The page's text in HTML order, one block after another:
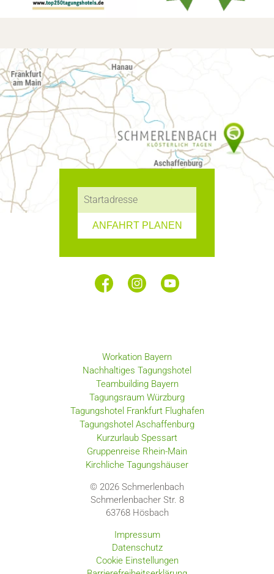
ANFAHRT PLANEN
Workation Bayern
Nachhaltiges Tagungshotel
Teambuilding Bayern
Tagungsraum Würzburg
Tagungshotel Frankfurt Flughafen
Tagungshotel Aschaffenburg
Kurzurlaub Spessart
Gruppenreise Rhein-Main
Kirchliche Tagungshäuser
© 2026 Schmerlenbach
Schmerlenbacher Str. 8
63768Hösbach
Impressum
Datenschutz
Cookie Einstellungen